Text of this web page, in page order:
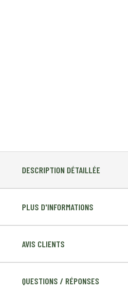
DESCRIPTION DÉTAILLÉE
PLUS D'INFORMATIONS
AVIS CLIENTS
QUESTIONS / RÉPONSES